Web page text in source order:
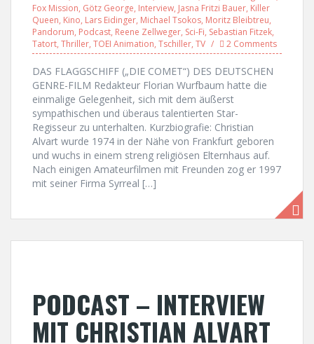
Fox Mission, Götz George, Interview, Jasna Fritzi Bauer, Killer
Queen, Kino, Lars Eidinger, Michael Tsokos, Moritz Bleibtreu,
Pandorum, Podcast, Reene Zellweger, Sci-Fi, Sebastian Fitzek,
Tatort, Thriller, TOEI Animation, Tschiller, TV 2 Comments
DAS FLAGGSCHIFF („DIE COMET“) DES DEUTSCHEN
GENRE-FILM Redakteur Florian Wurfbaum hatte die
einmalige Gelegenheit, sich mit dem äußerst
sympathischen und überaus talentierten Star-
Regisseur zu unterhalten. Kurzbiografie: Christian
Alvart wurde 1974 in der Nähe von Frankfurt geboren
und wuchs in einem streng religiösen Elternhaus auf.
Nach einigen Amateurfilmen mit Freunden zog er 1997
mit seiner Firma Syrreal […]
PODCAST – INTERVIEW
MIT CHRISTIAN ALVART